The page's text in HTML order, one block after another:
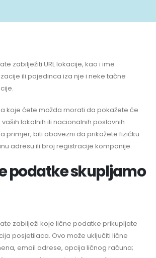
zabilježiti URL lokacije, kao i ime
ili pojedinca iza nje i neke tačne
koje ćete možda morati da pokažete će
lokalnih ili nacionalnih poslovnih
primjer, biti obavezni da prikažete fizičku
adresu ili broj registracije kompanije.
podatke skupljamo
zabilježi koje lične podatke prikupljate
posjetilaca. Ovo može uključiti lične
email adrese, opcija ličnog računa;